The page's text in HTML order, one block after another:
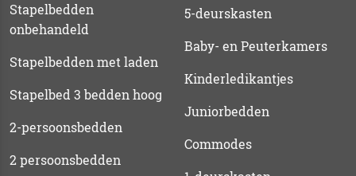
Stapelbedden
onbehandeld
Stapelbedden met laden
Stapelbed 3 bedden hoog
2-persoonsbedden
2 persoonsbedden
5-deurskasten
Baby- en Peuterkamers
Kinderledikantjes
Juniorbedden
Commodes